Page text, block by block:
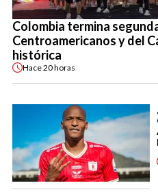
Colombia termina
Centroamericanos y del
histórica
Hace20 horas